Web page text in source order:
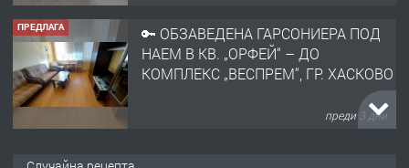
ПРЕДЛАГА
🔑 ОБЗАВЕДЕНА ГАРСОНИЕРА ПОД
НАЕМ В КВ. „ОРФЕЙ“ – ДО
КОМПЛЕКС „ВЕСПРЕМ“, ГР. ХАСКОВО
преди 3 дни